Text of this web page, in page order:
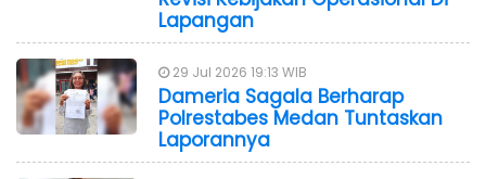
Lapangan
29 Jul 2026 19:13 WIB
Dameria Sagala Berharap
Polrestabes Medan Tuntaskan
Laporannya